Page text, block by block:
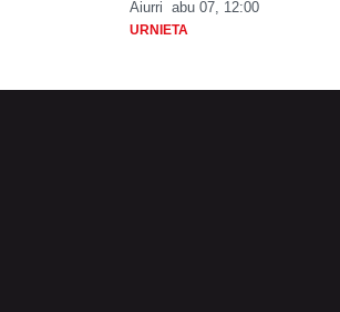
Aiurri abu 07, 12:00
URNIETA